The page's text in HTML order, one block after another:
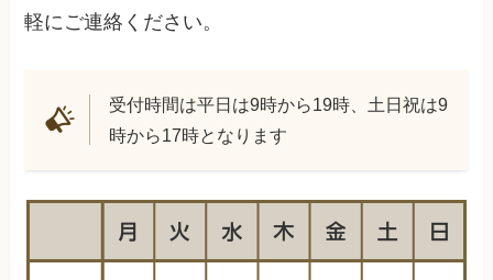
軽にご連絡ください。
受付時間は平日は9時から19時、土日祝は9
時から17時となります